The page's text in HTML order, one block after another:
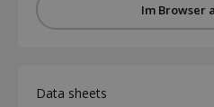
Im Browser
Data sheets